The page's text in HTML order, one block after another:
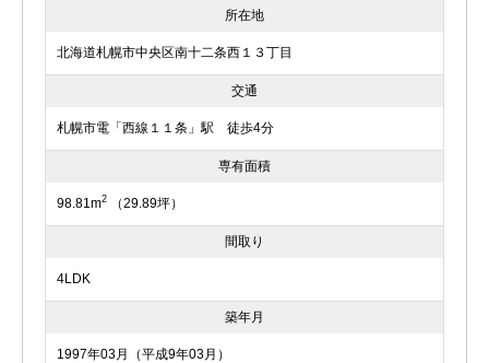
所在地
北海道札幌市中央区南十二条西１３丁目
交通
札幌市電「西線１１条」駅 徒歩4分
専有面積
98.81m2 （29.89坪）
間取り
4LDK
築年月
1997年03月（平成9年03月）